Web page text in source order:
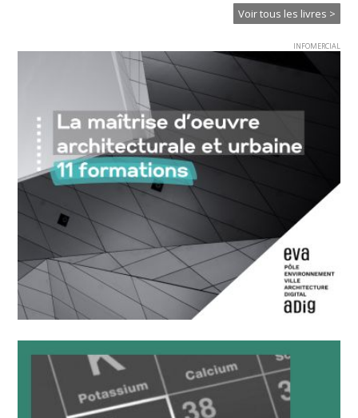
Voir tous les livres >
INFOMERCIAL